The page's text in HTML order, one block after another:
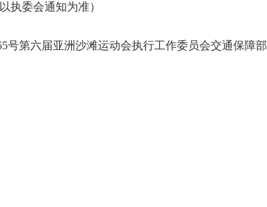
执委会通知为准）
号第六届亚洲沙滩运动会执行工作委员会交通保障部